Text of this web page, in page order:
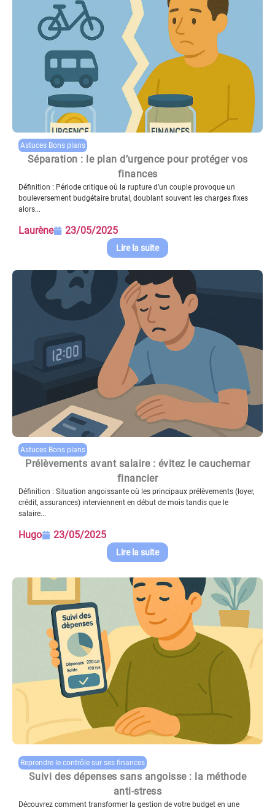
Astuces Bons plans
Séparation : le plan d’urgence pour protéger vos
finances
Définition : Période critique où la rupture d’un couple provoque un
bouleversement budgétaire brutal, doublant souvent les charges fixes
alors...
Laurène 23/05/2025
Lire la suite
Astuces Bons plans
Prélèvements avant salaire : évitez le cauchemar
financier
Définition : Situation angoissante où les principaux prélèvements (loyer,
crédit, assurances) interviennent en début de mois tandis que le
salaire...
Hugo 23/05/2025
Lire la suite
Reprendre le contrôle sur ses finances
Suivi des dépenses sans angoisse : la méthode
anti-stress
Découvrez comment transformer la gestion de votre budget en une